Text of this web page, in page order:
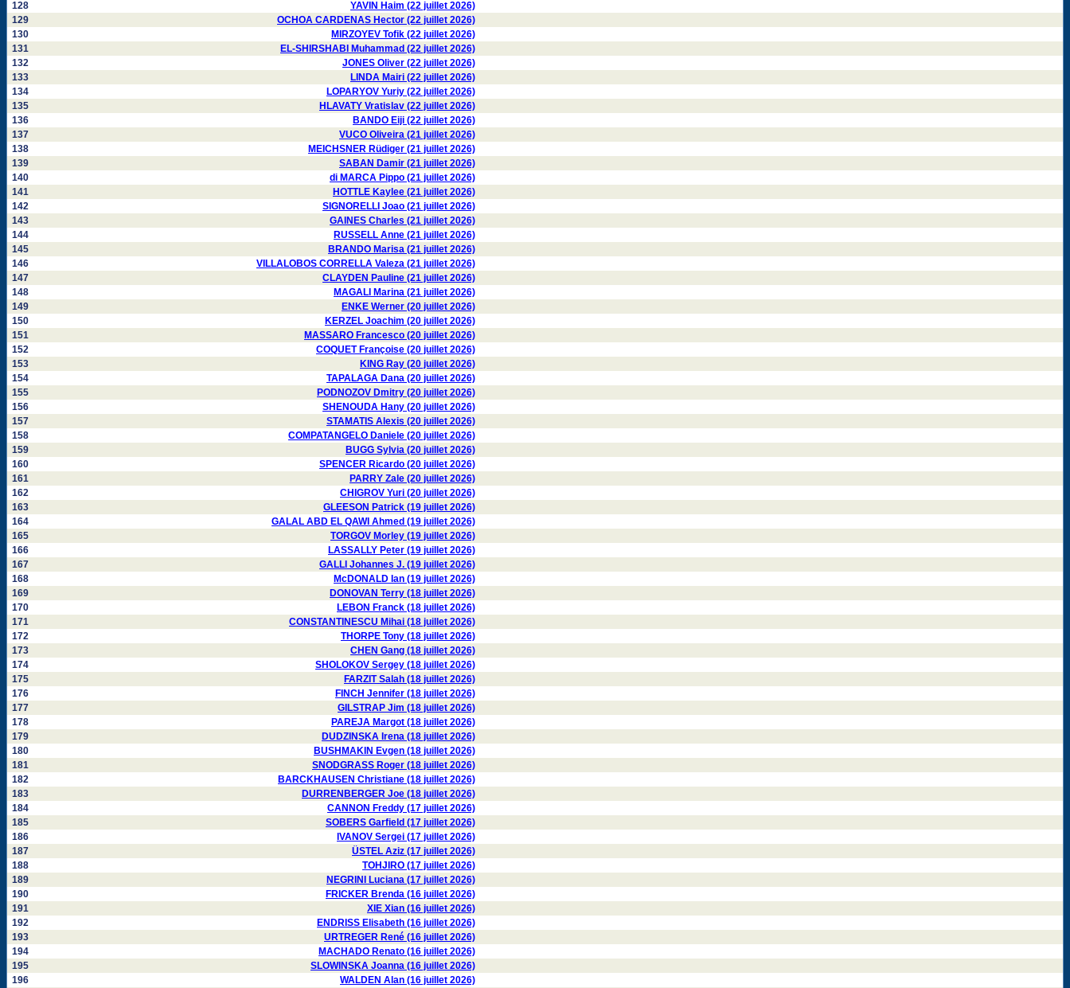
128
YAVIN Haim (22 juillet 2026)
129
OCHOA CARDENAS Hector (22 juillet 2026)
130
MIRZOYEV Tofik (22 juillet 2026)
131
EL-SHIRSHABI Muhammad (22 juillet 2026)
132
JONES Oliver (22 juillet 2026)
133
LINDA Mairi (22 juillet 2026)
134
LOPARYOV Yuriy (22 juillet 2026)
135
HLAVATY Vratislav (22 juillet 2026)
136
BANDO Eiji (22 juillet 2026)
137
VUCO Oliveira (21 juillet 2026)
138
MEICHSNER Rüdiger (21 juillet 2026)
139
SABAN Damir (21 juillet 2026)
140
di MARCA Pippo (21 juillet 2026)
141
HOTTLE Kaylee (21 juillet 2026)
142
SIGNORELLI Joao (21 juillet 2026)
143
GAINES Charles (21 juillet 2026)
144
RUSSELL Anne (21 juillet 2026)
145
BRANDO Marisa (21 juillet 2026)
146
VILLALOBOS CORRELLA Valeza (21 juillet 2026)
147
CLAYDEN Pauline (21 juillet 2026)
148
MAGALI Marina (21 juillet 2026)
149
ENKE Werner (20 juillet 2026)
150
KERZEL Joachim (20 juillet 2026)
151
MASSARO Francesco (20 juillet 2026)
152
COQUET Françoise (20 juillet 2026)
153
KING Ray (20 juillet 2026)
154
TAPALAGA Dana (20 juillet 2026)
155
PODNOZOV Dmitry (20 juillet 2026)
156
SHENOUDA Hany (20 juillet 2026)
157
STAMATIS Alexis (20 juillet 2026)
158
COMPATANGELO Daniele (20 juillet 2026)
159
BUGG Sylvia (20 juillet 2026)
160
SPENCER Ricardo (20 juillet 2026)
161
PARRY Zale (20 juillet 2026)
162
CHIGROV Yuri (20 juillet 2026)
163
GLEESON Patrick (19 juillet 2026)
164
GALAL ABD EL QAWI Ahmed (19 juillet 2026)
165
TORGOV Morley (19 juillet 2026)
166
LASSALLY Peter (19 juillet 2026)
167
GALLI Johannes J. (19 juillet 2026)
168
McDONALD Ian (19 juillet 2026)
169
DONOVAN Terry (18 juillet 2026)
170
LEBON Franck (18 juillet 2026)
171
CONSTANTINESCU Mihai (18 juillet 2026)
172
THORPE Tony (18 juillet 2026)
173
CHEN Gang (18 juillet 2026)
174
SHOLOKOV Sergey (18 juillet 2026)
175
FARZIT Salah (18 juillet 2026)
176
FINCH Jennifer (18 juillet 2026)
177
GILSTRAP Jim (18 juillet 2026)
178
PAREJA Margot (18 juillet 2026)
179
DUDZINSKA Irena (18 juillet 2026)
180
BUSHMAKIN Evgen (18 juillet 2026)
181
SNODGRASS Roger (18 juillet 2026)
182
BARCKHAUSEN Christiane (18 juillet 2026)
183
DURRENBERGER Joe (18 juillet 2026)
184
CANNON Freddy (17 juillet 2026)
185
SOBERS Garfield (17 juillet 2026)
186
IVANOV Sergei (17 juillet 2026)
187
ÜSTEL Aziz (17 juillet 2026)
188
TOHJIRO (17 juillet 2026)
189
NEGRINI Luciana (17 juillet 2026)
190
FRICKER Brenda (16 juillet 2026)
191
XIE Xian (16 juillet 2026)
192
ENDRISS Elisabeth (16 juillet 2026)
193
URTREGER René (16 juillet 2026)
194
MACHADO Renato (16 juillet 2026)
195
SLOWINSKA Joanna (16 juillet 2026)
196
WALDEN Alan (16 juillet 2026)